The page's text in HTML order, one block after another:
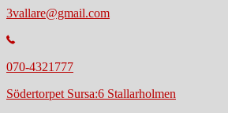
3vallare@gmail.com
070-4321777
Södertorpet Sursa:6 Stallarholmen